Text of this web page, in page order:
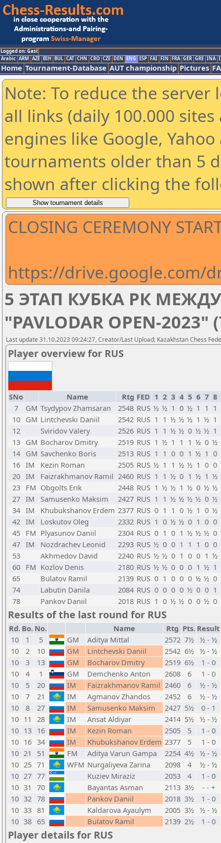
Logged on: Gast
Arabic ARM AZE BIH BUL CAT CHN CRO CZE DEN ENG ESP FAI FIN FRA GER GRE INA
Home Tournament-Database AUT championship Pictures
Note: To reduce the
all links (daily 100.000
engines like Google,
tournaments older than 5
shown after clicking the
CLOSING CEREMONY
https://drive.google.com/
5 ЭТАП КУБКА РК
"PAVLODAR OPEN-
Last update 31.10.2023 09:24:27, Creator/Last Upload: Kazakhstan Chess
Player overview for RUS
SNo Name Rtg FED 1 2 3 4 5 6 7 8
7
GM Tsydypov Zhamsaran 2548 RUS ½ ½ 1 0 ½ 1 1 1
10 GM Lintchevski Daniil 2542 RUS 1 1 ½ ½ ½ 1 ½ 1
12
Sviridov Valery 2526 RUS 1 1 ½ ½ 0 ½ ½ 1
13 GM Bocharov Dmitry 2519 RUS 1 ½ 1 1 1 ½ 0 ½
14 GM Savchenko Boris 2513 RUS 1 1 0 0 1 ½ 1 0
16 IM Kezin Roman 2505 RUS ½ 1 1 ½ ½ 1 0 0
20 IM Faizrakhmanov Ramil 2460 RUS 1 1 ½ 0 1 ½ 1 ½
23 FM Obgolts Erik 2448 RUS 1 ½ ½ 1 ½ 0 ½ ½
27 IM Samusenko Maksim 2427 RUS 1 1 ½ ½ ½ ½ 0 ½
34 IM Khubukshanov Erdem 2377 RUS 0 1 1 0 ½ 1 0 ½
42 IM Loskutov Oleg 2332 RUS 1 0 ½ ½ 0 1 0 0
45 FM Plyasunov Daniil 2304 RUS 0 1 0 1 ½ ½ ½ 0
47 IM Nozdrachev Leonid 2293 RUS ½ 0 0 1 1 1 0 0
53
Akhmedov David 2240 RUS ½ ½ 0 1 0 0 1 ½
60 FM Kozlov Denis 2180 RUS ½ ½ 0 0 0 1 ½ 1
65
Bulatov Ramil 2139 RUS 0 1 0 0 0 ½ ½ 0
74
Labutin Danila 2084 RUS 0 0 0 0 ½ 0 0 1
78
Pankov Daniil 2018 RUS 1 0 ½ ½ 0 0 ½ 0
Results of the last round for RUS
Rd. Bo. No. Name Rtg Pts. Result
10
1 5 GM Aditya Mittal 2572 7½ ½ - ½
10
2 10 GM Lintchevski Daniil 2542 6½ ½ - ½
10
3 13 GM Bocharov Dmitry 2519 6½
1 - 0
10
4 1 GM Demchenko Anton 2608 6
1 - 0
10
5 20 IM Faizrakhmanov Ramil 2460 6
½ - ½
10
7 21 IM Agmanov Zhandos 2452 6
½ - ½
10
8 27 IM Samusenko Maksim 2427 5½
0 - 1
10 11 28 IM Ansat Aldiyar 2414 5½ ½ - ½
10 13 16 IM Kezin Roman 2505 5
1 - 0
10 16 34 IM Khubukshanov Erdem 2377 5
1 - 0
10 21 51 FM Aditya Varun Gampa 2254 4½ ½ - ½
10 25 71 WFM Nurgaliyeva Zarina 2098 4
½ - ½
10 27 77 Kuziev Miraziz 2053 4
1 - 0
10 31 70 Bayantas Asman 2113 3½
- - +
10 32 78 Pankov Daniil 2018 3½
1 - 0
10 33 81 Kaldarova Ayaulym 2005 3½ ½ - ½
10 38 65 Bulatov Ramil 2139 2½ 1 - 0
Player details for RUS